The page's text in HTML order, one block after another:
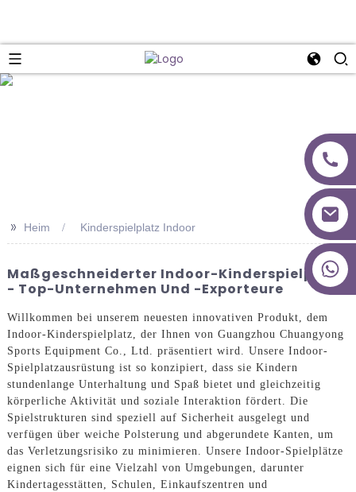
>> Heim Kinderspielplatz Indoor
Maßgeschneiderter Indoor-Kinderspielplatz
- Top-Unternehmen Und -Exporteure
Willkommen bei unserem neuesten innovativen Produkt, dem
Indoor-Kinderspielplatz, der Ihnen von Guangzhou Chuangyong
Sports Equipment Co., Ltd. präsentiert wird. Unsere Indoor-
Spielplatzausrüstung ist so konzipiert, dass sie Kindern
stundenlange Unterhaltung und Spaß bietet und gleichzeitig
körperliche Aktivität und soziale Interaktion fördert. Die
Spielstrukturen sind speziell auf Sicherheit ausgelegt und
verfügen über weiche Polsterung und abgerundete Kanten, um
das Verletzungsrisiko zu minimieren. Unsere Indoor-Spielplätze
eignen sich für eine Vielzahl von Umgebungen, darunter
Kindertagesstätten, Schulen, Einkaufszentren und